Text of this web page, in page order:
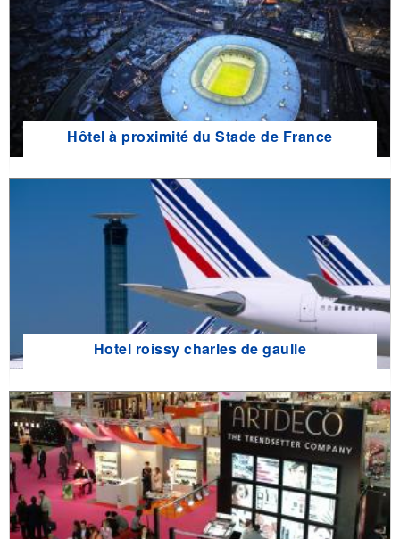
Hôtel à proximité du Stade de France
Hotel roissy charles de gaulle